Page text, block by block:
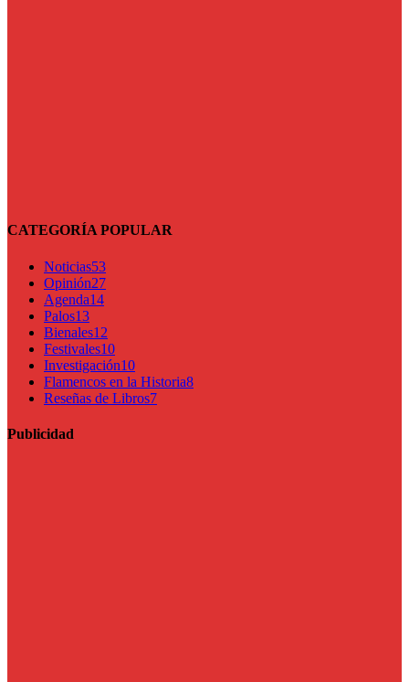
CATEGORÍA POPULAR
Noticias53
Opinión27
Agenda14
Palos13
Bienales12
Festivales10
Investigación10
Flamencos en la Historia8
Reseñas de Libros7
Publicidad